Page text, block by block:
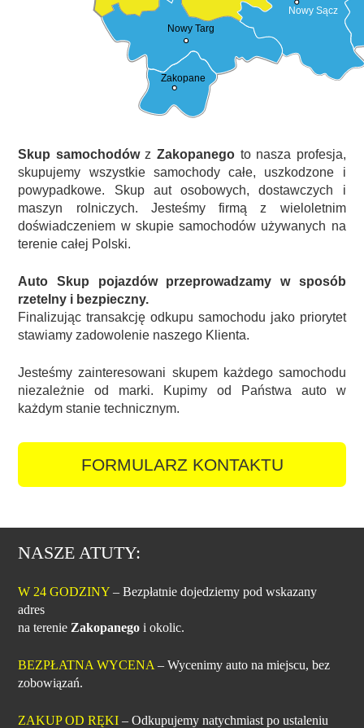
Zakopane
Nowy Targ
Nowy Sącz
Skup samochodówz Zakopanego to nasza profesja,
skupujemy wszystkie samochody całe, uszkodzone i
powypadkowe. Skup aut osobowych, dostawczych i
maszyn rolniczych. Jesteśmy firmą z wieloletnim
doświadczeniem w skupie samochodów używanych na
terenie całej Polski.
Auto Skup pojazdów przeprowadzamy w sposób
rzetelny i bezpieczny.
Finalizując transakcję odkupu samochodu jako priorytet
stawiamy zadowolenie naszego Klienta.
Jesteśmy zainteresowani skupem każdego samochodu
niezależnie od marki. Kupimy od Państwa auto w
każdym stanie technicznym.
FORMULARZ KONTAKTU
NASZE ATUTY:
W 24 GODZINY – Bezpłatnie dojedziemy pod wskazany
adres
na terenie Zakopanego i okolic.
BEZPŁATNA WYCENA – Wycenimy auto na miejscu, bez
zobowiązań.
ZAKUP OD RĘKI – Odkupujemy natychmiast po ustaleniu